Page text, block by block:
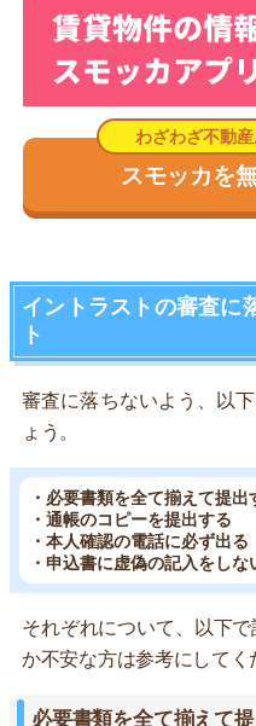
スモッカを
イントラストの審査に
ト
審査に落ちないよう、以
ょう。
・必要書類を全て揃えて提出
・通帳のコピーを提出する
・本人確認の電話に必ず出る
・申込書に虚偽の記入をしな
それぞれについて、以下
か不安な方は参考にしてく
必要書類を全て揃えて